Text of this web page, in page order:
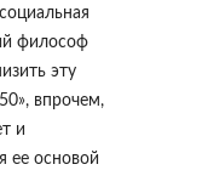
философ
эту
впрочем,
и
ее основой